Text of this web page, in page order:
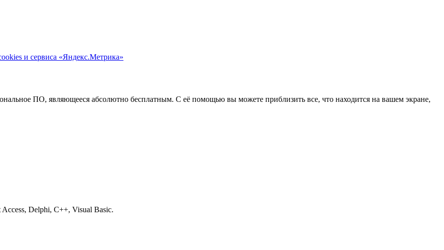
и сервиса «Яндекс.Метрика»
ПО, являющееся абсолютно бесплатным. С её помощью вы можете приблизить все, что находится на вашем экране,
Delphi, C++, Visual Basic.